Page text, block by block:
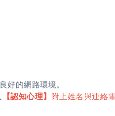
好的網路環境。
【認知心理】 附上姓名與連絡